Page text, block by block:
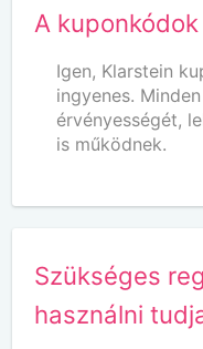
A
Igen, Klarstein
ingyenes.
érvényességét,
is működnek.
Szükséges
használni